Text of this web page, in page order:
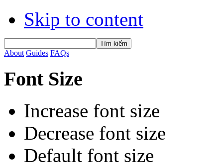
Skip to content
About Guides FAQs
Font Size
Increase font size
Decrease font size
Default font size